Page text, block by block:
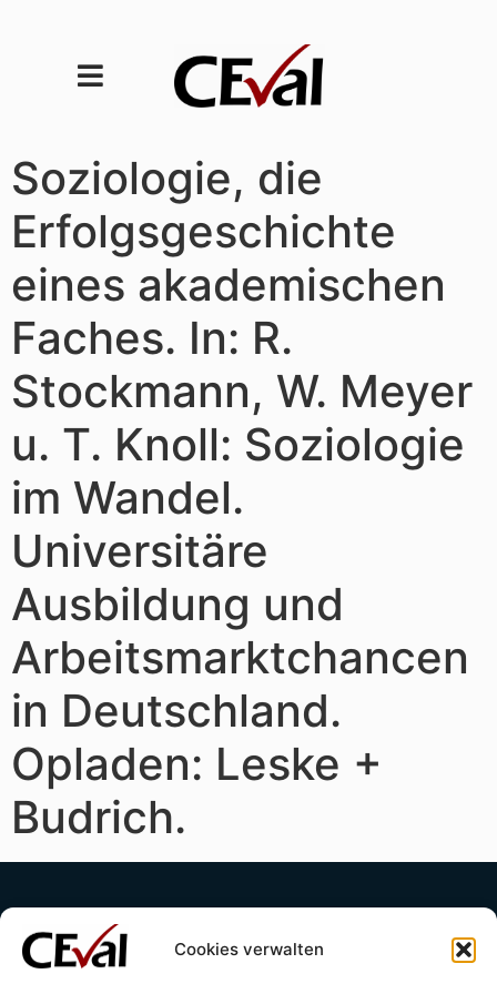
Cookies verwalten
Soziologie, die
Erfolgsgeschichte
eines akademischen
Faches. In: R.
Stockmann, W. Meyer
u. T. Knoll: Soziologie
im Wandel.
Universitäre
Ausbildung und
Arbeitsmarktchancen
in Deutschland.
Opladen: Leske +
Budrich.